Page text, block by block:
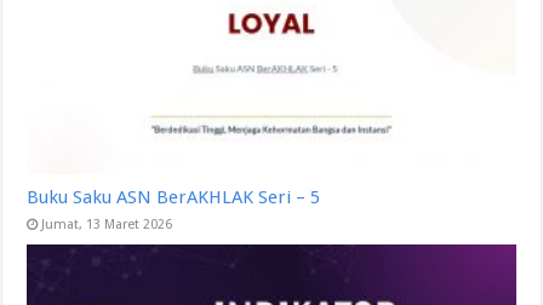
Buku Saku ASN BerAKHLAK Seri – 5
Jumat, 13 Maret 2026